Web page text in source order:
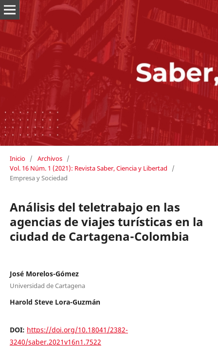
Inicio / Archivos /
Vol. 16 Núm. 1 (2021): Revista Saber, Ciencia y Libertad
/
Empresa y Sociedad
Análisis del teletrabajo en las
agencias de viajes turísticas en la
ciudad de Cartagena-Colombia
José Morelos-Gómez
Universidad de Cartagena
Harold Steve Lora-Guzmán
DOI: https://doi.org/10.18041/2382-
3240/saber.2021v16n1.7522